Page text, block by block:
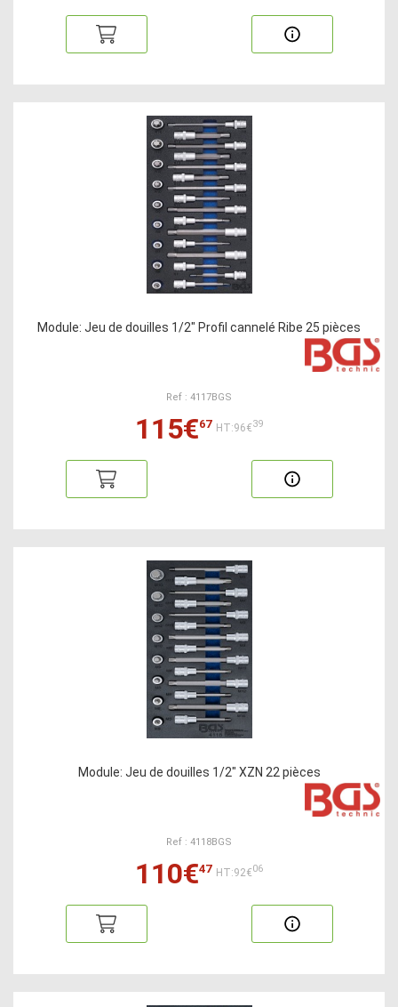
Module: Jeu de douilles 1/2" Profil cannelé Ribe 25 pièces
Ref : 4117BGS
115€67 HT:96€39
Module: Jeu de douilles 1/2" XZN 22 pièces
Ref : 4118BGS
110€47 HT:92€06